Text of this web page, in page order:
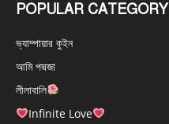
POPULAR CATEGORY
ভ্যাম্পায়ার কুইন
আমি পদ্মজা
লীলাবালি
Infinite Love